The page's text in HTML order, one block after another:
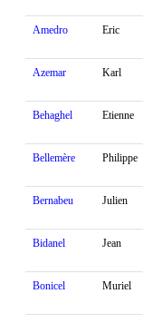
Amedro Eric
Azemar Karl
Behaghel Etienne
Bellemère Philippe
Bernabeu Julien
Bidanel Jean
Bonicel Muriel